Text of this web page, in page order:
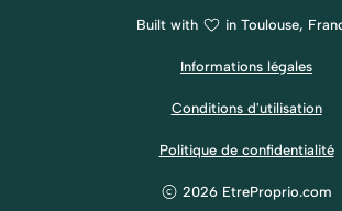
Built with in Toulouse,
Informations légales
Conditions d'utilisation
Politique de confidentialité
2026 EtreProprio.com